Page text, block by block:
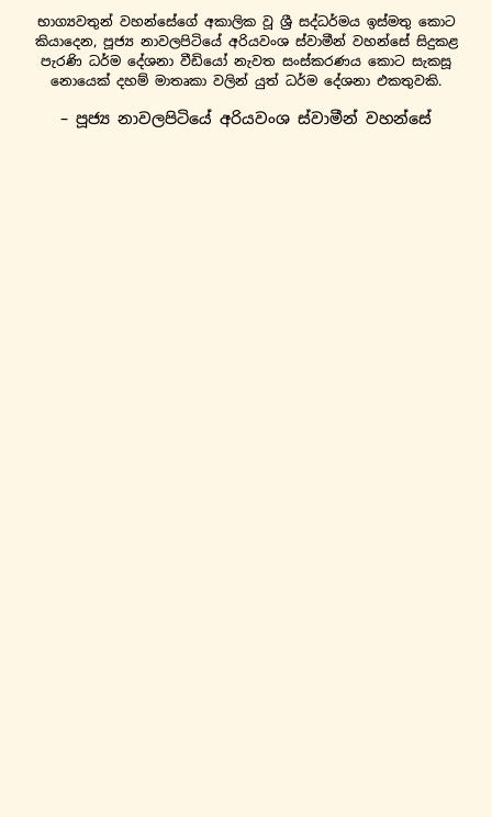
භාග්‍යවතුන් වහන්සේගේ අකාලික වූ ශ්‍රී සද්ධර්මය ඉස්මතු කොට
කියාදෙන, පූජ්‍ය නාවලපිටියේ අරියවංශ ස්වාමීන් වහන්සේ සිදුකළ
පැරණි ධර්ම දේශනා වීඩියෝ නැවත සංස්කරණය කොට සැකසූ
නොයෙක් දහම් මාතෘකා වලින් යුත් ධර්ම දේශනා එකතුවකි.
– පූජ්‍ය නාවලපිටියේ අරියවංශ ස්වාමීන් වහන්සේ